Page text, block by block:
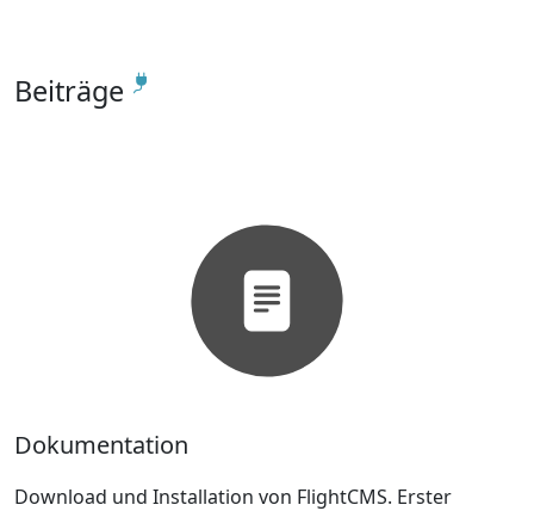
Beiträge
Dokumentation
Download und Installation von FlightCMS. Erster